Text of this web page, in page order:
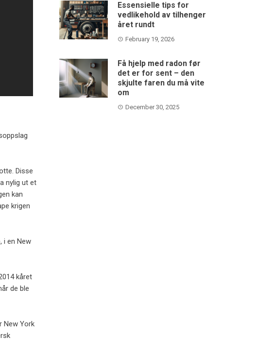
Disse
nylig ut et
kan
krigen
i en New
kåret
de ble
New York
Essensielle tips for
vedlikehold av tilhenger
året rundt
February 19, 2026
Få hjelp med radon før
det er for sent – den
skjulte faren du må vite
om
December 30, 2025